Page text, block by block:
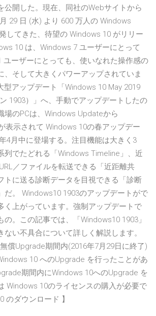
公開した。現在、同社のWebサイトから
29 日 (水) より 600 万人の Windows
してきた、待望の Windows 10 がリリー
10 は、Windows 7 ユーザーにとって
ユーザーにとっても、使いなれた操作感の
、そして大きくパワーアップされていま
型アップデート「Windows 10 May 2019
1903）」へ、手動でアップデートしたの
場のPCは、Windows Updateから
表示されて Windows 10の春アップデー
4月中に登場する。注目機能は大きく3
列でたどれる「Windows Timeline」、近
／ファイルを転送できる「近距離共
トに送る診断データを目視できる「診断
だ。 Windows10 1903のアップデートがで
く上がっています。強制アップデートで
の。この記事では、「Windows10 1903」
ない不具合について詳しく解説します。
償Upgrade期間内(2016年7月29日に終了)
10 へのUpgrade を行ったことがあ
期間内にWindows 10へのUpgrade を
Windows 10のライセンスの購入が必要で
のダウンロード 】